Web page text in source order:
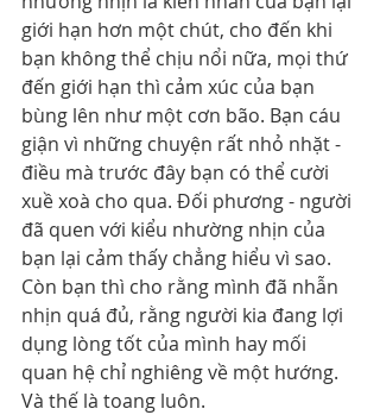
giới hạn hơn một chút, cho đến khi
bạn không thể chịu nổi nữa, mọi thứ
đến giới hạn thì cảm xúc của bạn
bùng lên như một cơn bão. Bạn cáu
giận vì những chuyện rất nhỏ nhặt -
điều mà trước đây bạn có thể cười
xuề xoà cho qua. Đối phương - người
đã quen với kiểu nhường nhịn của
bạn lại cảm thấy chẳng hiểu vì sao.
Còn bạn thì cho rằng mình đã nhẫn
nhịn quá đủ, rằng người kia đang lợi
dụng lòng tốt của mình hay mối
quan hệ chỉ nghiêng về một hướng.
Và thế là toang luôn.